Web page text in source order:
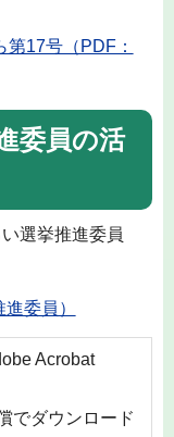
17号（PDF：
委員の活
選挙推進委員
委員）
Acrobat
でダウンロード